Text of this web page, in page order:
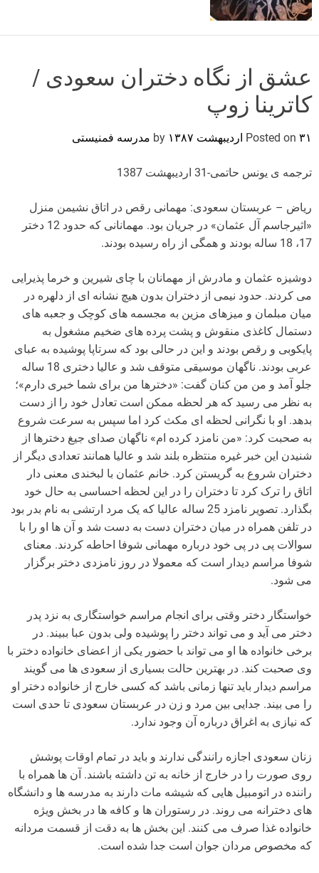
e
عشق از نگاه دختران سعودی /
کاترینا زوپ
Posted on ۳۱ اردیبهشت ۱۳۸۷ مدرسه فمنیستی
ترجمه ی یونس حاتمی-31 اردیبهشت 1387
ریاض – عربستان سعودی: مهمانی رقص در اتاق نشیمن منزل
«اثیرجاسم آل عثمان» در جریان بود. مهمانانی که حدود 12 دختر
17، 18 ساله بودند و همگی از راه رسیده بودند.
دوشیزه عثمان و مادرش از مهمانان با چای شیرین و خرما پذیرایی
می کردند. حدود نیمی از دختران بدون هیچ نشانه ای از دلهره در
میان مبلمان و میزهای مزین به مجسمه های کوچک و جعبه های
دستمال کاغذی منقوش و پشت پرده های ضخیم مشغول به
پایکوبی و رقص بودند و این در حالی بود که سرتاپا پوشیده به عبای
عربی بودند. ناگهان موسیقی متوقف شد و عالیا دختری 18 ساله
جلو آمد و من من کنان گفت: «دخترها من برای شما خبری دارم»؛
به نظر می رسید که هر لحظه ممکن است تعادل خود را از دست
بدهد. او با نگرانی لحظه ای مکث کرد اما سپس به سرعت شروع
به صحبت کرد: «من نامزد کرده ام» ناگهان صدای جیغ دخترها از
شنیدن این خبر غیره منتظره بلند شد و عالیا همانند تعدادی دیگر از
دختران شروع به گریستن کرد. خانم عثمان با لبخندی معنی دار
اتاق را ترک کرد تا دختران را در این لحظه احساسی به حال خود
بگذارد. تصویر نامزد 25 ساله عالیا که یک مرد ارتشی به نام بدر بود
در تلفن همراه در میان دختران دست به دست شد و آن ها او را با
سوالات پی در پی خود درباره مهمانی شوفا احاطه کردند. معنای
شوفا مراسم دیدار است که معمولا در روز نامزدی دختر برگزار
می شود.
خواستگار دختر وقتی برای انجام مراسم خواستگاری به نزد پدر
دختر می آید و می تواند دختر را پوشیده ولی بدون عبا ببیند. در
برخی خانواده ها او می تواند با حضور یکی از اعضای خانواده دختر با
وی صحبت کند. در بهترین حالت بسیاری از سعودی ها می گویند
مراسم دیدار باید تنها زمانی باشد که کسی خارج از خانواده دختر او
را می بیند. جدایی بین مرد و زن در عربستان سعودی تا حدی است
که نیازی به اغراق درباره آن وجود ندارد.
زنان سعودی اجازه رانندگی ندارند و باید در تمام اوقات پوشش
روی صورت را در خارج از خانه به تن داشته باشند. آن ها همراه با
راننده در اتومبیل هایی که شیشه مات دارند به مدرسه ها و دانشگاه
های دخترانه می روند. در رستوران ها و کافه ها در بخش ویژه
خانواده غذا صرف می کنند. این بخش ها به دقت از قسمت مردانه
که مخصوص مردان جوان است جدا شده است.